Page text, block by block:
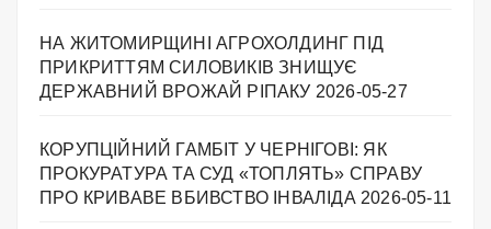
НА ЖИТОМИРЩИНІ АГРОХОЛДИНГ ПІД
ПРИКРИТТЯМ СИЛОВИКІВ ЗНИЩУЄ
ДЕРЖАВНИЙ ВРОЖАЙ РІПАКУ ​ 2026-05-27
КОРУПЦІЙНИЙ ГАМБІТ У ЧЕРНІГОВІ: ЯК
ПРОКУРАТУРА ТА СУД «ТОПЛЯТЬ» СПРАВУ
ПРО КРИВАВЕ ВБИВСТВО ІНВАЛІДА 2026-05-11